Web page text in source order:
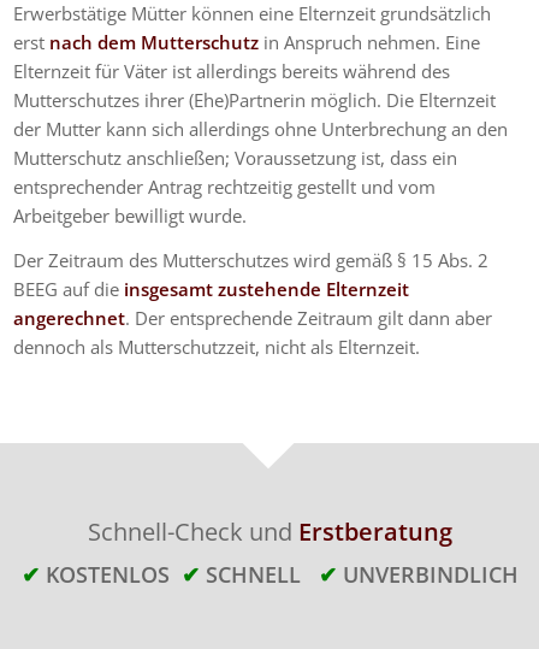
Erwerbstätige Mütter können eine Elternzeit grundsätzlich
erst nach dem Mutterschutz in Anspruch nehmen. Eine
Elternzeit für Väter ist allerdings bereits während des
Mutterschutzes ihrer (Ehe)Partnerin möglich. Die Elternzeit
der Mutter kann sich allerdings ohne Unterbrechung an den
Mutterschutz anschließen; Voraussetzung ist, dass ein
entsprechender Antrag rechtzeitig gestellt und vom
Arbeitgeber bewilligt wurde.
Der Zeitraum des Mutterschutzes wird gemäß § 15 Abs. 2
BEEG auf die insgesamt zustehende Elternzeit
angerechnet. Der entsprechende Zeitraum gilt dann aber
dennoch als Mutterschutzzeit, nicht als Elternzeit.
Schnell-Check und Erstberatung
✔ KOSTENLOS ✔ SCHNELL ✔ UNVERBINDLICH